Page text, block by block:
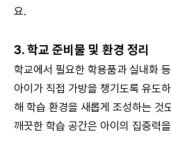
요.
3. 학교 준비물 및 환경 정리
학교에서 필요한 학용품과 실내화
아이가 직접 가방을 챙기도록 유도
해 학습 환경을 새롭게 조성하는 것
깨끗한 학습 공간은 아이의 집중력